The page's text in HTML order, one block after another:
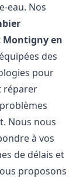
eau. Nos
Montigny en
des
pour
réparer
Nous nous
à vos
de délais et
proposons